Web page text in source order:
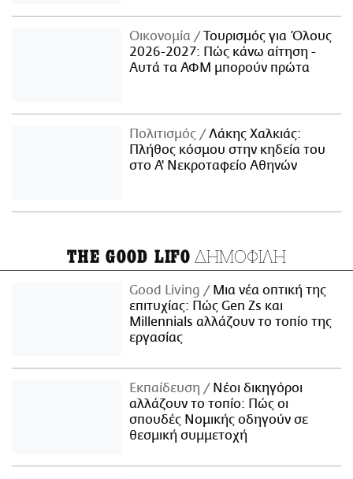
Οικονομία
Τουρισμός για Όλους
2026-2027: Πώς κάνω αίτηση -
Αυτά τα ΑΦΜ μπορούν πρώτα
Πολιτισμός
Λάκης Χαλκιάς:
Πλήθος κόσμου στην κηδεία του
στο Α' Νεκροταφείο Αθηνών
THE GOOD LIFO ΔΗΜΟΦΙΛΗ
Good Living
Μια νέα οπτική της
επιτυχίας: Πώς Gen Zs και
Millennials αλλάζουν το τοπίο της
εργασίας
Εκπαίδευση
Νέοι δικηγόροι
αλλάζουν το τοπίο: Πώς οι
σπουδές Νομικής οδηγούν σε
θεσμική συμμετοχή